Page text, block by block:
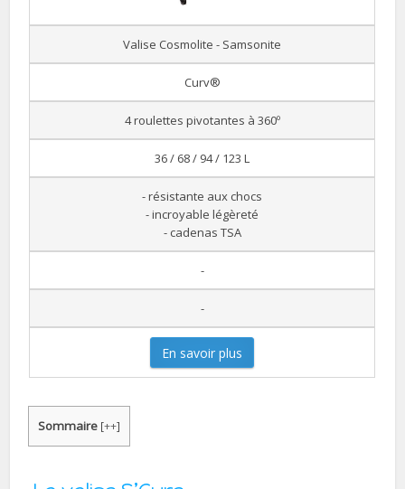
Valise Cosmolite - Samsonite
Curv®
4 roulettes pivotantes à 360º
36 / 68 / 94 / 123 L
- résistante aux chocs
- incroyable légèreté
- cadenas TSA
-
-
En savoir plus
Sommaire [++]